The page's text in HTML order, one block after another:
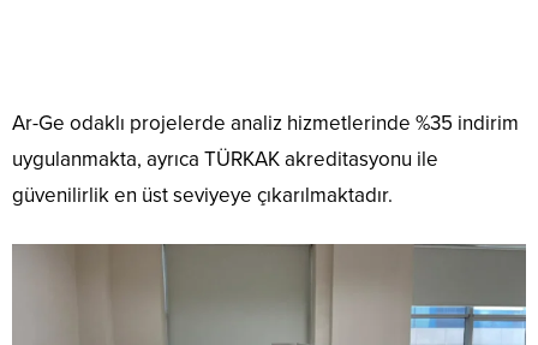
Ar-Ge odaklı projelerde analiz hizmetlerinde %35 indirim
uygulanmakta, ayrıca TÜRKAK akreditasyonu ile
güvenilirlik en üst seviyeye çıkarılmaktadır.